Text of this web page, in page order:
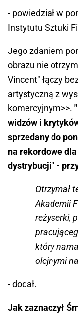
- powiedział w
Instytutu Sztuki
Jego zdaniem
obrazu nie
Vincent" łączy
artystyczną z
komercyjnym>>.
widzów i
sprzedany do
na rekordowe
dystrybucji" -
Otrzymał
Akademii
reżyserki,
który
olejnymi
- dodał.
Jak zaznaczył